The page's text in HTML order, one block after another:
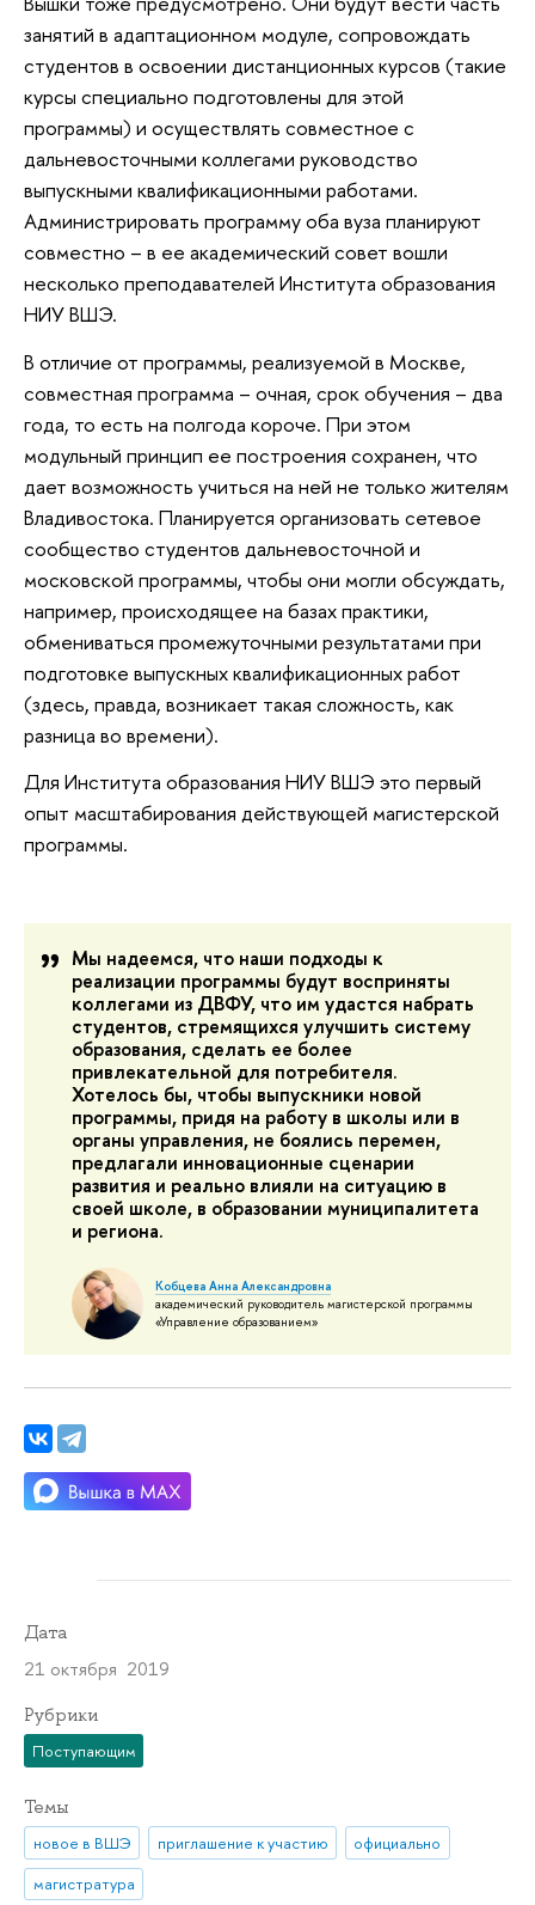
занятий в адаптационном модуле, сопровождать
студентов в освоении дистанционных курсов (такие
курсы специально подготовлены для этой
программы) и осуществлять совместное с
дальневосточными коллегами руководство
выпускными квалификационными работами.
Администрировать программу оба вуза планируют
совместно – в ее академический совет вошли
несколько преподавателей Института образования
НИУ ВШЭ.
В отличие от программы, реализуемой в Москве,
совместная программа – очная, срок обучения – два
года, то есть на полгода короче. При этом
модульный принцип ее построения сохранен, что
дает возможность учиться на ней не только жителям
Владивостока. Планируется организовать сетевое
сообщество студентов дальневосточной и
московской программы, чтобы они могли обсуждать,
например, происходящее на базах практики,
обмениваться промежуточными результатами при
подготовке выпускных квалификационных работ
(здесь, правда, возникает такая сложность, как
разница во времени).
Для Института образования НИУ ВШЭ это первый
опыт масштабирования действующей магистерской
программы.
Мы надеемся, что наши подходы к
реализации программы будут восприняты
коллегами из ДВФУ, что им удастся набрать
студентов, стремящихся улучшить систему
образования, сделать ее более
привлекательной для потребителя.
Хотелось бы, чтобы выпускники новой
программы, придя на работу в школы или в
органы управления, не боялись перемен,
предлагали инновационные сценарии
развития и реально влияли на ситуацию в
своей школе, в образовании муниципалитета
и региона.
Кобцева Анна Александровна
академический руководитель магистерской программы
«Управление образованием»
Дата
21 октября 2019
Рубрики
Поступающим
Темы
новое в ВШЭ приглашение к участию
официально
магистратура